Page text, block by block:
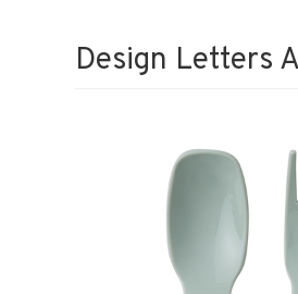
Design Letters